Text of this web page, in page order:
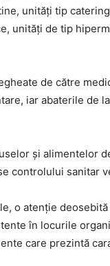
unităţi tip
unităţi de tip
de către
iar abaterile de
şi alimentelor
controlului sanitar
o atenție
în locurile
care prezintă